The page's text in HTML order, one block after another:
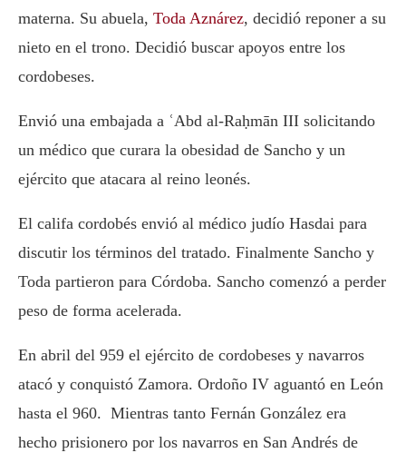
materna. Su abuela, Toda Aznárez, decidió reponer a su
nieto en el trono. Decidió buscar apoyos entre los
cordobeses.
Envió una embajada a ʿAbd al-Raḥmān III solicitando
un médico que curara la obesidad de Sancho y un
ejército que atacara al reino leonés.
El califa cordobés envió al médico judío Hasdai para
discutir los términos del tratado. Finalmente Sancho y
Toda partieron para Córdoba. Sancho comenzó a perder
peso de forma acelerada.
En abril del 959 el ejército de cordobeses y navarros
atacó y conquistó Zamora. Ordoño IV aguantó en León
hasta el 960. Mientras tanto Fernán González era
hecho prisionero por los navarros en San Andrés de